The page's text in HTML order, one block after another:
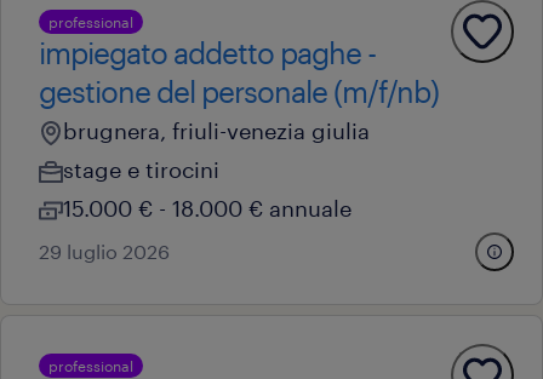
professional
impiegato addetto paghe -
gestione del personale (m/f/nb)
brugnera, friuli-venezia giulia
stage e tirocini
15.000 € - 18.000 € annuale
29 luglio 2026
professional